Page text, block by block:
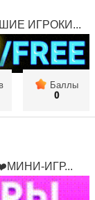
ИГРОКИ...
Баллы
0
ИГР...